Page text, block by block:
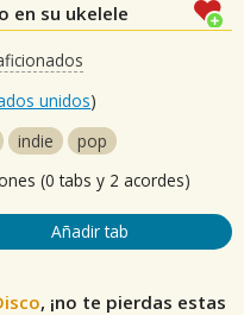
en su ukelele
unidos)
indie
pop
(0 tabs y 2 acordes)
Añadir tab
, ¡no te pierdas estas